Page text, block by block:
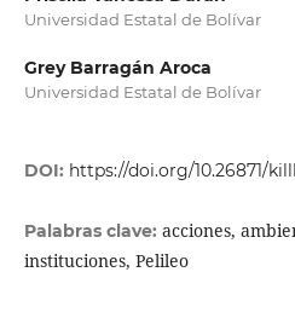
Universidad Estatal de Bolívar
Grey Barragán Aroca
Universidad Estatal de Bolívar
DOI: https://doi.org/10.26871/
Palabras clave: acciones,
instituciones, Pelileo